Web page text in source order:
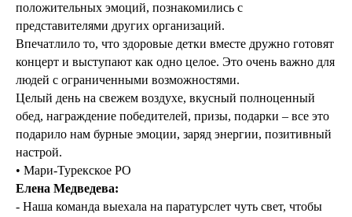
положительных эмоций, познакомились с
представителями других организаций.
Впечатлило то, что здоровые детки вместе дружно готовят
концерт и выступают как одно целое. Это очень важно для
людей с ограниченными возможностями.
Целый день на свежем воздухе, вкусный полноценный
обед, награждение победителей, призы, подарки – все это
подарило нам бурные эмоции, заряд энергии, позитивный
настрой.
• Мари-Турекское РО
Елена Медведева:
- Наша команда выехала на паратурслет чуть свет, чтобы